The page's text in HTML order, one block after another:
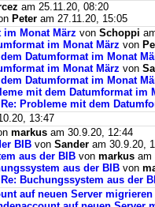
am 25.11.20, 08:20
Peter am 27.11.20, 15:05
im Monat März von Schoppi
im Monat März von
Datumformat im Monat
im Monat März von
Datumformat im Monat
mit dem Datumformat im
Re: Probleme mit dem
13:47
markus am 30.9.20, 12:44
BIB von Sander am 30.9.20,
aus der BIB von markus am
aus der BIB von
Re: Buchungssystem aus der
auf neuen Server migrieren